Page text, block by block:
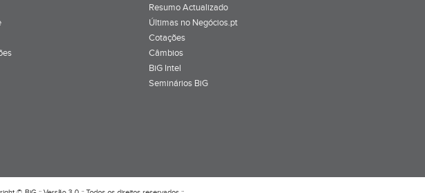
Resumo Actualizado
Últimas no Negócios.pt
Cotações
Câmbios
BiG Intel
Seminários BiG